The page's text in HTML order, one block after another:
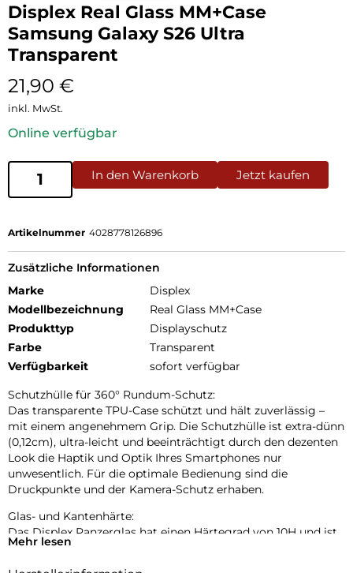
Displex Real Glass MM+Case
Samsung Galaxy S26 Ultra
Transparent
21,90 €
inkl. MwSt.
Online verfügbar
In den Warenkorb Jetzt kaufen
Artikelnummer 4028778126896
Zusätzliche Informationen
Marke
Displex
Modellbezeichnung
Real Glass MM+Case
Produkttyp
Displayschutz
Farbe
Transparent
Verfügbarkeit
sofort verfügbar
Schutzhülle für 360° Rundum-Schutz:
Das transparente TPU-Case schützt und hält zuverlässig –
mit einem angenehmem Grip. Die Schutzhülle ist extra-dünn
(0,12cm), ultra-leicht und beeinträchtigt durch den dezenten
Look die Haptik und Optik Ihres Smartphones nur
unwesentlich. Für die optimale Bedienung sind die
Druckpunkte und der Kamera-Schutz erhaben.
Glas- und Kantenhärte:
Das Displex Panzerglas hat einen Härtegrad von 10H und ist
damit nicht nur kratz-, bruch-, und stoßfester als
Mehr lesen